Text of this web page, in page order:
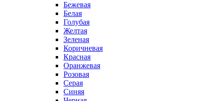
Бежевая
Белая
Голубая
Желтая
Зеленая
Коричневая
Красная
Оранжевая
Розовая
Серая
Синяя